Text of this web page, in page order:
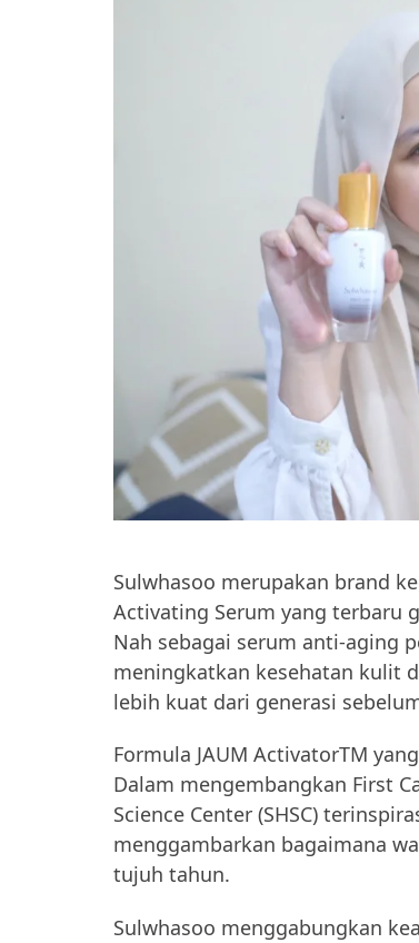
Sulwhasoo merupakan brand
Activating Serum yang terbaru
Nah sebagai serum anti-aging
meningkatkan kesehatan kulit
lebih kuat dari generasi
Formula JAUM ActivatorTM
Dalam mengembangkan First
Science Center (SHSC)
menggambarkan bagaimana
tujuh tahun.
Sulwhasoo menggabungkan